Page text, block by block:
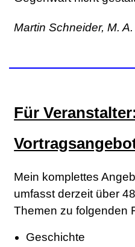
Martin Schneider, M. A.
Für
Mein komplettes
umfasst derzeit über
Themen zu folgenden
Geschichte